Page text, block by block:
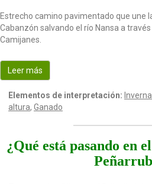
Estrecho camino pavimentado que une
Cabanzón salvando el río Nansa a
Camijanes.
Leer más
Elementos de interpretación: Invernal
altura, Ganado
¿Qué está pasando en